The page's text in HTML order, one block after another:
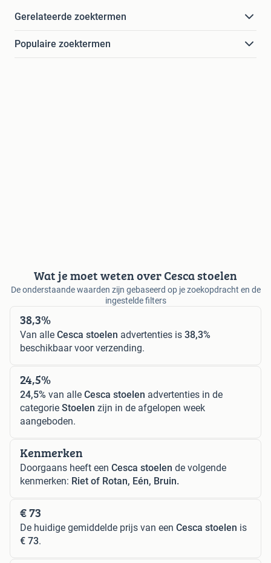
Gerelateerde zoektermen
Populaire zoektermen
Wat je moet weten over Cesca stoelen
De onderstaande waarden zijn gebaseerd op je zoekopdracht en de
ingestelde filters
38,3%
Van alle Cesca stoelen advertenties is 38,3%
beschikbaar voor verzending.
24,5%
24,5% van alle Cesca stoelen advertenties in de
categorie Stoelen zijn in de afgelopen week
aangeboden.
Kenmerken
Doorgaans heeft een Cesca stoelen de volgende
kenmerken: Riet of Rotan, Eén, Bruin.
€ 73
De huidige gemiddelde prijs van een Cesca stoelen is
€ 73.